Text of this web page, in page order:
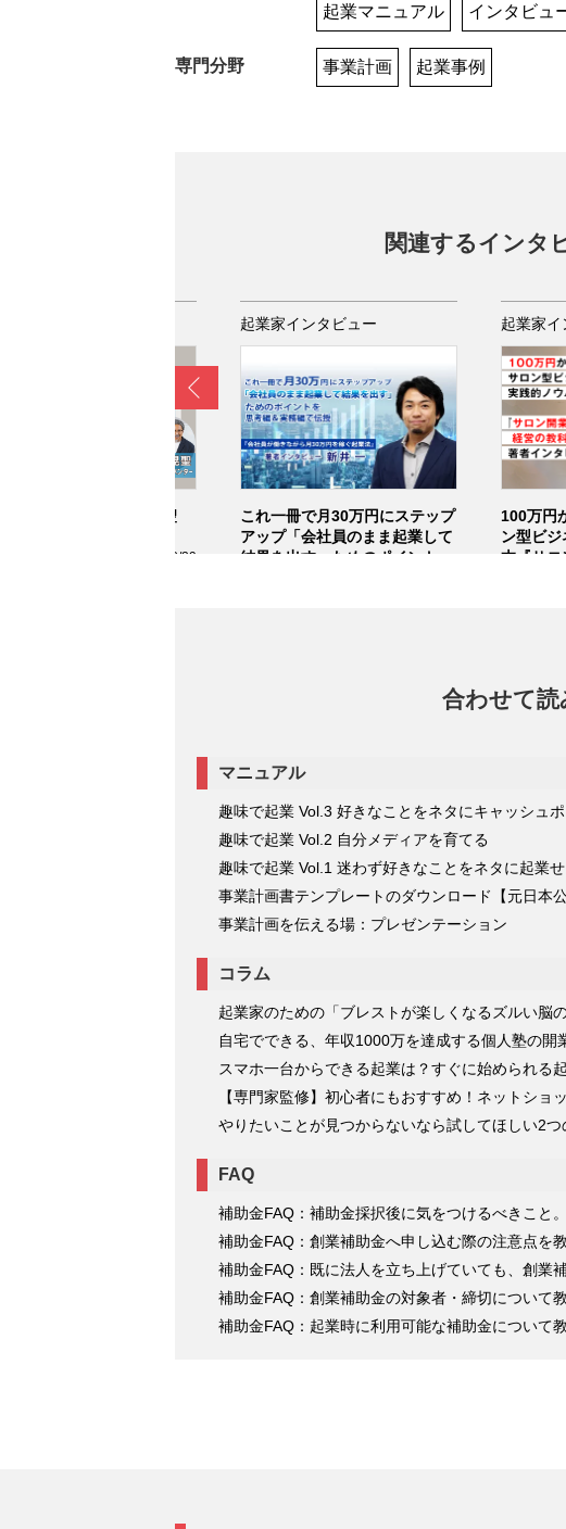
起業マニュアル インタビュ
専門分野 事業計画 起業事例
関連するインタ
的成果を出す！堂本晃聖
2025/08/29
起業家インタビュー
これ一冊で月30万円にステップ
アップ「会社員のまま起業して
結果を出す」ためのポイントを
起業家イ
100万円
ン型ビ
本『サロ
Prev
合わせて読
マニュアル
趣味で起業 Vol.3 好きなことをネタにキャッシュ
趣味で起業 Vol.2 自分メディアを育てる
趣味で起業 Vol.1 迷わず好きなことをネタに起業せ
事業計画書テンプレートのダウンロード【元日本
事業計画を伝える場：プレゼンテーション
コラム
起業家のための「ブレストが楽しくなるズルい脳
自宅でできる、年収1000万を達成する個人塾の開
スマホ一台からできる起業は？すぐに始められる
【専門家監修】初心者にもおすすめ！ネットショ
やりたいことが見つからないなら試してほしい2つ
FAQ
補助金FAQ：補助金採択後に気をつけるべきこと。
補助金FAQ：創業補助金へ申し込む際の注意点を
補助金FAQ：既に法人を立ち上げていても、創業
補助金FAQ：創業補助金の対象者・締切について
補助金FAQ：起業時に利用可能な補助金について